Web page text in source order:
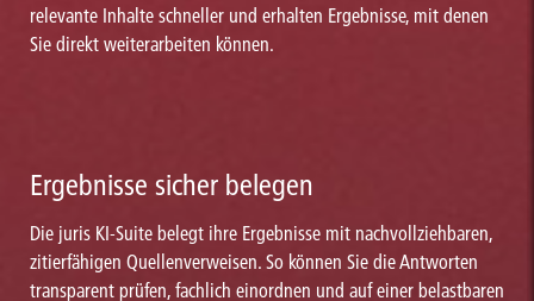
relevante Inhalte schneller und erhalten Ergebnisse, mit denen
Sie direkt weiterarbeiten können.
Ergebnisse sicher belegen
Die juris KI-Suite belegt ihre Ergebnisse mit nachvollziehbaren,
zitierfähigen Quellenverweisen. So können Sie die Antworten
transparent prüfen, fachlich einordnen und auf einer belastbaren